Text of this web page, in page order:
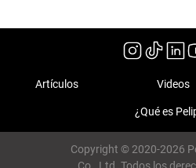
Artículos Videos
¿Qué es
Copyright © 2020-2026
Co., Ltd. Todos los